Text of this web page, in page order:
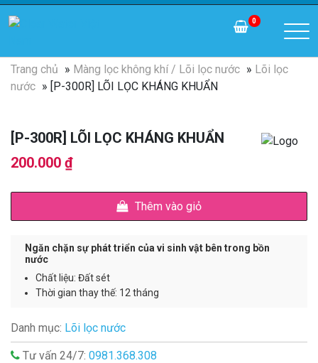
0
Trang chủ » Màng lọc không khí / Lõi lọc nước » Lõi lọc
nước » [P-300R] LÕI LỌC KHÁNG KHUẨN
[P-300R] LÕI LỌC KHÁNG KHUẨN
200.000 ₫
Thêm vào giỏ
Ngăn chặn sự phát triển của vi sinh vật bên trong bồn
nước
Chất liệu: Đất sét
Thời gian thay thế: 12 tháng
Danh mục: Lõi lọc nước
Tư vấn 24/7: 0981.368.308